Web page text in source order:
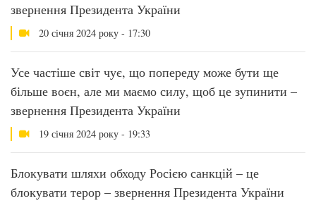
звернення Президента України
20 січня 2024 року - 17:30
Усе частіше світ чує, що попереду може бути ще
більше воєн, але ми маємо силу, щоб це зупинити –
звернення Президента України
19 січня 2024 року - 19:33
Блокувати шляхи обходу Росією санкцій – це
блокувати терор – звернення Президента України